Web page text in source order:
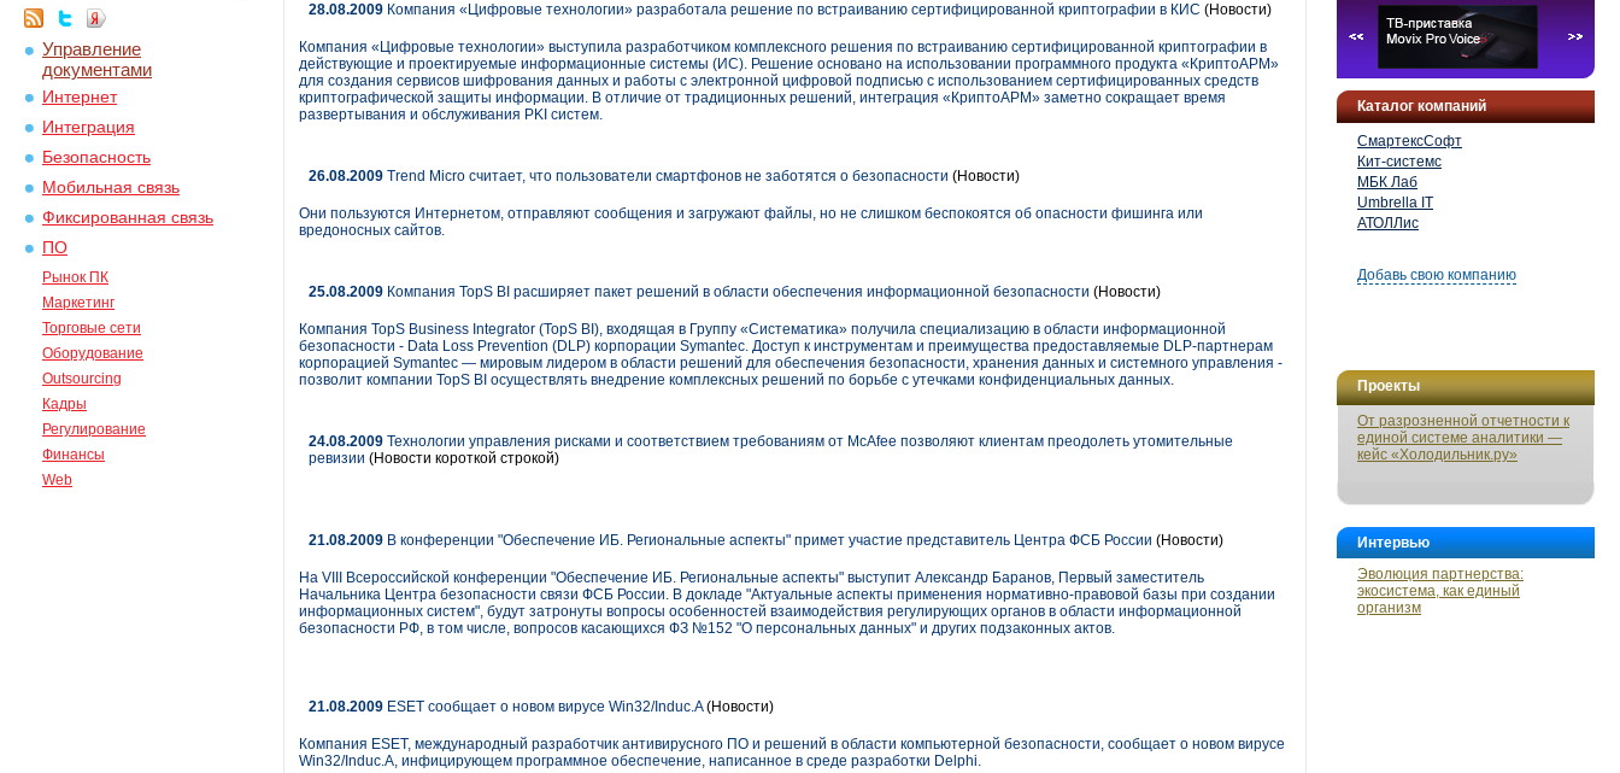
Управление
документами
Интернет
Интеграция
Безопасность
Мобильная связь
Фиксированная связь
ПО
Рынок ПК
Маркетинг
Торговые сети
Оборудование
Outsourcing
Кадры
Регулирование
Финансы
Web
Каталог компаний
СмартексСофт
Кит-системс
МБК Лаб
Umbrella IT
АТОЛЛис
Добавь свою компанию
Проекты
От разрозненной отчетности к
единой системе аналитики —
кейс «Холодильник.ру»
Интервью
Эволюция партнерства:
экосистема, как единый
организм
28.08.2009 Компания «Цифровые технологии» разработала решение по встраиванию сертифицированной криптографии в КИС (Новости)
Компания «Цифровые технологии» выступила разработчиком комплексного решения по встраиванию сертифицированной криптографии в
действующие и проектируемые информационные системы (ИС). Решение основано на использовании программного продукта «КриптоАРМ»
для создания сервисов шифрования данных и работы с электронной цифровой подписью с использованием сертифицированных средств
криптографической защиты информации. В отличие от традиционных решений, интеграция «КриптоАРМ» заметно сокращает время
развертывания и обслуживания PKI систем.
26.08.2009 Trend Micro считает, что пользователи смартфонов не заботятся о безопасности (Новости)
Они пользуются Интернетом, отправляют сообщения и загружают файлы, но не слишком беспокоятся об опасности фишинга или
вредоносных сайтов.
25.08.2009 Компания TopS BI расширяет пакет решений в области обеспечения информационной безопасности (Новости)
Компания TopS Business Integrator (TopS BI), входящая в Группу «Систематика» получила специализацию в области информационной
безопасности - Data Loss Prevention (DLP) корпорации Symantec. Доступ к инструментам и преимущества предоставляемые DLP-партнерам
корпорацией Symantec — мировым лидером в области решений для обеспечения безопасности, хранения данных и системного управления -
позволит компании TopS BI осуществлять внедрение комплексных решений по борьбе с утечками конфиденциальных данных.
24.08.2009 Технологии управления рисками и соответствием требованиям от McAfee позволяют клиентам преодолеть утомительные
ревизии (Новости короткой строкой)
21.08.2009 В конференции "Обеспечение ИБ. Региональные аспекты" примет участие представитель Центра ФСБ России (Новости)
На VIII Всероссийской конференции "Обеспечение ИБ. Региональные аспекты" выступит Александр Баранов, Первый заместитель
Начальника Центра безопасности связи ФСБ России. В докладе "Актуальные аспекты применения нормативно-правовой базы при создании
информационных систем", будут затронуты вопросы особенностей взаимодействия регулирующих органов в области информационной
безопасности РФ, в том числе, вопросов касающихся ФЗ №152 "О персональных данных" и других подзаконных актов.
21.08.2009 ESET сообщает о новом вирусе Win32/Induc.A(Новости)
Компания ESET, международный разработчик антивирусного ПО и решений в области компьютерной безопасности, сообщает о новом вирусе
Win32/Induc.A, инфицирующем программное обеспечение, написанное в среде разработки Delphi.